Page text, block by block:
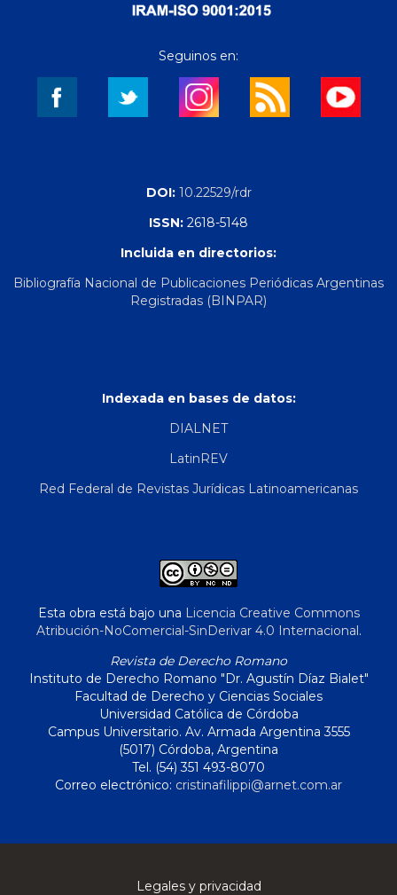
Seguinos en:
DOI: 10.22529/rdr
ISSN: 2618-5148
Incluida en directorios:
Bibliografía Nacional de Publicaciones Periódicas Argentinas
Registradas (BINPAR)
Indexada en bases de datos:
DIALNET
LatinREV
Red Federal de Revistas Jurídicas Latinoamericanas
Esta obra está bajo una Licencia Creative Commons
Atribución-NoComercial-SinDerivar 4.0 Internacional.
Revista de Derecho Romano
Instituto de Derecho Romano "Dr. Agustín Díaz Bialet"
Facultad de Derecho y Ciencias Sociales
Universidad Católica de Córdoba
Campus Universitario. Av. Armada Argentina 3555
(5017) Córdoba, Argentina
Tel. (54) 351 493-8070
Correo electrónico: cristinafilippi@arnet.com.ar
Legales y privacidad